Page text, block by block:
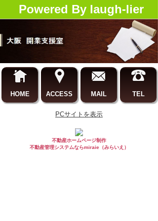
Powered By laugh-lier
HOME ACCESS MAIL TEL
PCサイトを表示
不動産ホームページ制作
不動産管理システムならmiraie（みらいえ）